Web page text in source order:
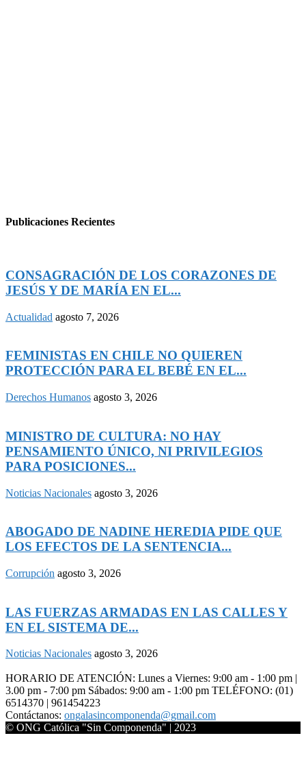
Publicaciones Recientes
CONSAGRACIÓN DE LOS CORAZONES DE
JESÚS Y DE MARÍA EN EL...
Actualidad agosto 7, 2026
FEMINISTAS EN CHILE NO QUIEREN
PROTECCIÓN PARA EL BEBÉ EN EL...
Derechos Humanos agosto 3, 2026
MINISTRO DE CULTURA: NO HAY
PENSAMIENTO ÚNICO, NI PRIVILEGIOS
PARA POSICIONES...
Noticias Nacionales agosto 3, 2026
ABOGADO DE NADINE HEREDIA PIDE QUE
LOS EFECTOS DE LA SENTENCIA...
Corrupción agosto 3, 2026
LAS FUERZAS ARMADAS EN LAS CALLES Y
EN EL SISTEMA DE...
Noticias Nacionales agosto 3, 2026
HORARIO DE ATENCIÓN: Lunes a Viernes: 9:00 am - 1:00 pm |
3.00 pm - 7:00 pm Sábados: 9:00 am - 1:00 pm TELÉFONO: (01)
6514370 | 961454223
Contáctanos: ongalasincomponenda@gmail.com
© ONG Católica "Sin Componenda" | 2023